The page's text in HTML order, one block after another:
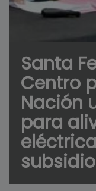
Santa
Centro
Nación
para